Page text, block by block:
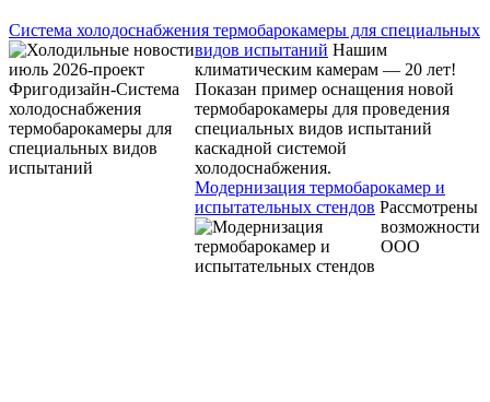
Система холодоснабжения термобарокамеры для специальных
видов испытаний Нашим
климатическим камерам — 20 лет!
Показан пример оснащения новой
термобарокамеры для проведения
специальных видов испытаний
каскадной системой
холодоснабжения.
Модернизация термобарокамер и
испытательных стендов Рассмотрены
возможности
ООО